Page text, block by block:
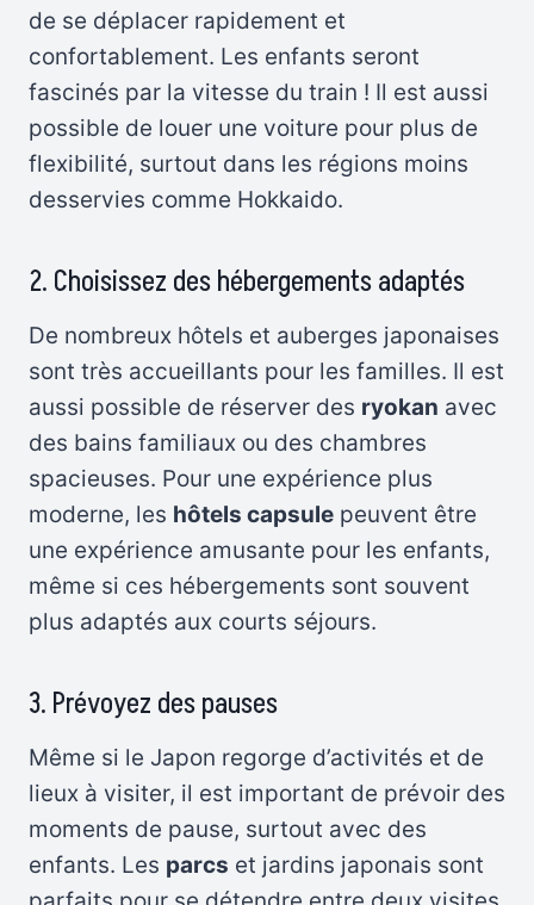
de se déplacer rapidement et
confortablement. Les enfants seront
fascinés par la vitesse du train ! Il est aussi
possible de louer une voiture pour plus de
flexibilité, surtout dans les régions moins
desservies comme Hokkaido.
2. Choisissez des hébergements adaptés
De nombreux hôtels et auberges japonaises
sont très accueillants pour les familles. Il est
aussi possible de réserver des ryokan avec
des bains familiaux ou des chambres
spacieuses. Pour une expérience plus
moderne, les hôtels capsule peuvent être
une expérience amusante pour les enfants,
même si ces hébergements sont souvent
plus adaptés aux courts séjours.
3. Prévoyez des pauses
Même si le Japon regorge d’activités et de
lieux à visiter, il est important de prévoir des
moments de pause, surtout avec des
enfants. Les parcs et jardins japonais sont